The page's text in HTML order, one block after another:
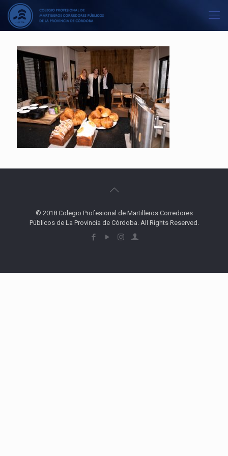
© 2018 Colegio Profesional de Martilleros Corredores
Públicos de La Provincia de Córdoba. All Rights Reserved.